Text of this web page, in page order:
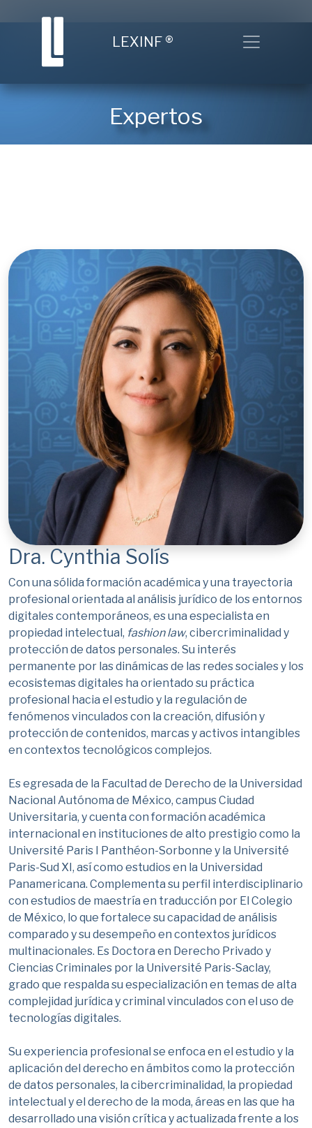
LEXINF ® Toggle
Expertos
Dra. Cynthia Solís
Con una sólida formación académica y una trayectoria
profesional orientada al análisis jurídico de los entornos
digitales contemporáneos, es una especialista en
propiedad intelectual, fashion law, cibercriminalidad y
protección de datos personales. Su interés
permanente por las dinámicas de las redes sociales y los
ecosistemas digitales ha orientado su práctica
profesional hacia el estudio y la regulación de
fenómenos vinculados con la creación, difusión y
protección de contenidos, marcas y activos intangibles
en contextos tecnológicos complejos.
Es egresada de la Facultad de Derecho de la Universidad
Nacional Autónoma de México, campus Ciudad
Universitaria, y cuenta con formación académica
internacional en instituciones de alto prestigio como la
Université Paris I Panthéon-Sorbonne y la Université
Paris-Sud XI, así como estudios en la Universidad
Panamericana. Complementa su perfil interdisciplinario
con estudios de maestría en traducción por El Colegio
de México, lo que fortalece su capacidad de análisis
comparado y su desempeño en contextos jurídicos
multinacionales. Es Doctora en Derecho Privado y
Ciencias Criminales por la Université Paris-Saclay,
grado que respalda su especialización en temas de alta
complejidad jurídica y criminal vinculados con el uso de
tecnologías digitales.
Su experiencia profesional se enfoca en el estudio y la
aplicación del derecho en ámbitos como la protección
de datos personales, la cibercriminalidad, la propiedad
intelectual y el derecho de la moda, áreas en las que ha
desarrollado una visión crítica y actualizada frente a los